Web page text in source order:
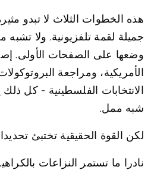
هذه الخطوات الثلاث لا تبدو
جميلة لقمة تلفزيونية. ولا
وضعها على الصفحات الأولى.
الأمريكية، ومراجعة
الانتخابات الفلسطينية - كل ذلك
شبه ممل.
لكن القوة الحقيقية تختبئ
نادرا ما تستمر النزاعات